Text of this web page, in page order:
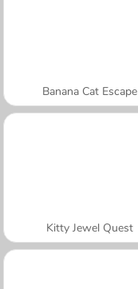
Banana Cat Escape
Kitty Jewel Quest